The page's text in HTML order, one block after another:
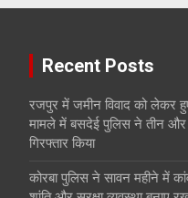
Recent Posts
रजपुर में जमीन विवाद को लेकर
मामले में बसदेई पुलिस ने तीन और
गिरफ्तार किया
कोरबा पुलिस ने सावन महीने में